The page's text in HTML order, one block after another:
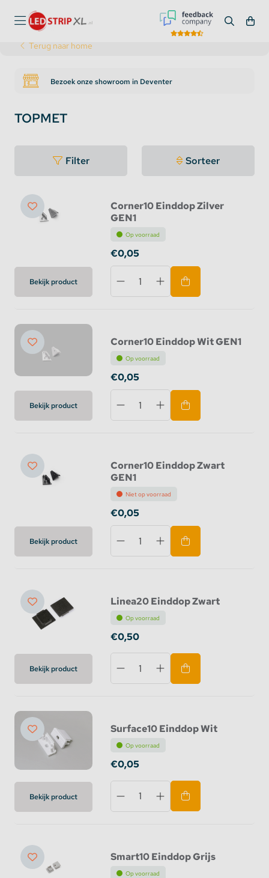
Terug naar home
Bezoek onze showroom in Deventer
TOPMET
Filter Sorteer
Bekijk product
Corner10 Einddop Zilver
GEN1
Op voorraad
€0,05
Bekijk product
Corner10 Einddop Wit GEN1
Op voorraad
€0,05
Bekijk product
Corner10 Einddop Zwart
GEN1
Niet op voorraad
€0,05
Bekijk product
Linea20 Einddop Zwart
Op voorraad
€0,50
Bekijk product
Surface10 Einddop Wit
Op voorraad
€0,05
Smart10 Einddop Grijs
Op voorraad